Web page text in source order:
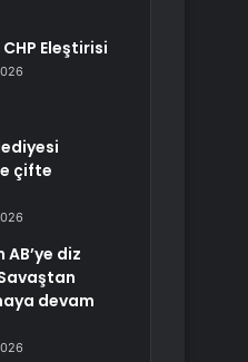
Eleştirisi
çifte
diz
devam